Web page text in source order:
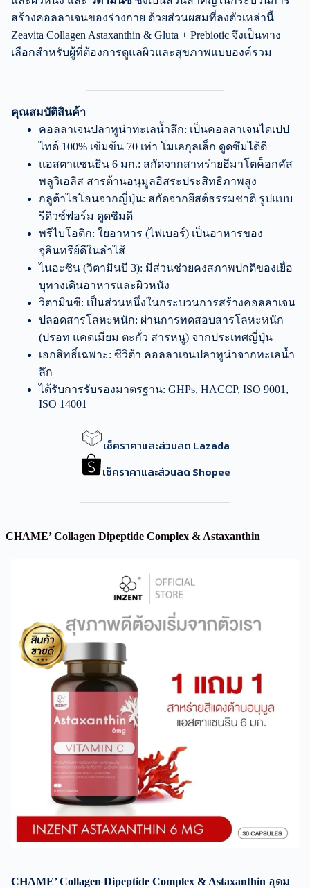
สร้างคอลลาเจนของร่างกาย ด้วยส่วนผสมที่ลงตัวเหล่านี้
Zeavita Collagen Astaxanthin & Gluta + Prebiotic จึงเป็นทาง
เลือกสำหรับผู้ที่ต้องการดูแลผิวและสุขภาพแบบองค์รวม
คุณสมบัติสินค้า
คอลลาเจนปลาทูน่าทะเลน้ำลึก: เป็นคอลลาเจนไดเปป
ไทด์ 100% เข้มข้น 70 เท่า โมเลกุลเล็ก ดูดซึมได้ดี
แอสตาแซนธิน 6 มก.: สกัดจากสาหร่ายฮีมาโตค็อกคัส
พลูวิเอลิส สารต้านอนุมูลอิสระประสิทธิภาพสูง
กลูต้าไธโอนจากญี่ปุ่น: สกัดจากยีสต์ธรรมชาติ รูปแบบ
รีดิวซ์ฟอร์ม ดูดซึมดี
พรีไบโอติก: ใยอาหาร (ไฟเบอร์) เป็นอาหารของ
จุลินทรีย์ดีในลำไส้
ไนอะซิน (วิตามินบี 3): มีส่วนช่วยคงสภาพปกติของเยื่อ
บุทางเดินอาหารและผิวหนัง
วิตามินซี: เป็นส่วนหนึ่งในกระบวนการสร้างคอลลาเจน
ปลอดสารโลหะหนัก: ผ่านการทดสอบสารโลหะหนัก
(ปรอท แคดเมียม ตะกั่ว สารหนู) จากประเทศญี่ปุ่น
เอกสิทธิ์เฉพาะ: ซีวิต้า คอลลาเจนปลาทูน่าจากทะเลน้ำ
ลึก
ได้รับการรับรองมาตรฐาน: GHPs, HACCP, ISO 9001,
ISO 14001
เช็คราคาและส่วนลด Lazada
เช็คราคาและส่วนลด Shopee
CHAME’ Collagen Dipeptide Complex & Astaxanthin
CHAME’ Collagen Dipeptide Complex & Astaxanthin อุดม